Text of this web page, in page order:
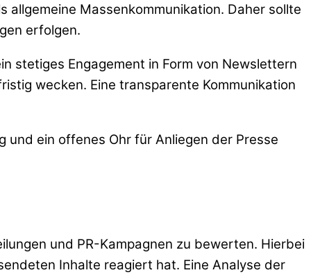
Massenkommunikation. Daher sollte
erfolgen.
stetiges Engagement in Form von Newslettern
wecken. Eine transparente Kommunikation
ein offenes Ohr für Anliegen der Presse
und PR-Kampagnen zu bewerten. Hierbei
Inhalte reagiert hat. Eine Analyse der